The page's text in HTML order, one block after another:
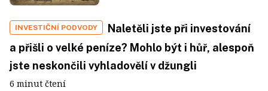
INVESTIČNÍ PODVODY
Naletěli jste při investování
a přišli o velké peníze? Mohlo být i hůř, alespoň
jste neskončili vyhladovělí v džungli
6 minut čtení